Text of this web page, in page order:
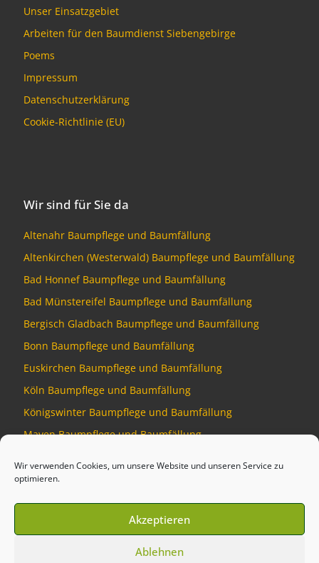
Wir verwenden Cookies, um unsere Website und unseren Service zu
optimieren.
Akzeptieren
Ablehnen
Unser Einsatzgebiet
Arbeiten für den Baumdienst Siebengebirge
Poems
Impressum
Datenschutzerklärung
Cookie-Richtlinie (EU)
Wir sind für Sie da
Altenahr Baumpflege und Baumfällung
Altenkirchen (Westerwald) Baumpflege und Baumfällung
Bad Honnef Baumpflege und Baumfällung
Bad Münstereifel Baumpflege und Baumfällung
Bergisch Gladbach Baumpflege und Baumfällung
Bonn Baumpflege und Baumfällung
Euskirchen Baumpflege und Baumfällung
Köln Baumpflege und Baumfällung
Königswinter Baumpflege und Baumfällung
Mayen Baumpflege und Baumfällung
Baumdienst Siebengebirge